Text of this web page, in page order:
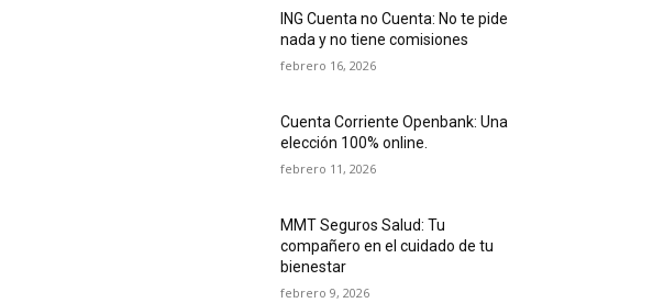
ING Cuenta no Cuenta: No te pide
nada y no tiene comisiones
febrero 16, 2026
Cuenta Corriente Openbank: Una
elección 100% online.
febrero 11, 2026
MMT Seguros Salud: Tu
compañero en el cuidado de tu
bienestar
febrero 9, 2026